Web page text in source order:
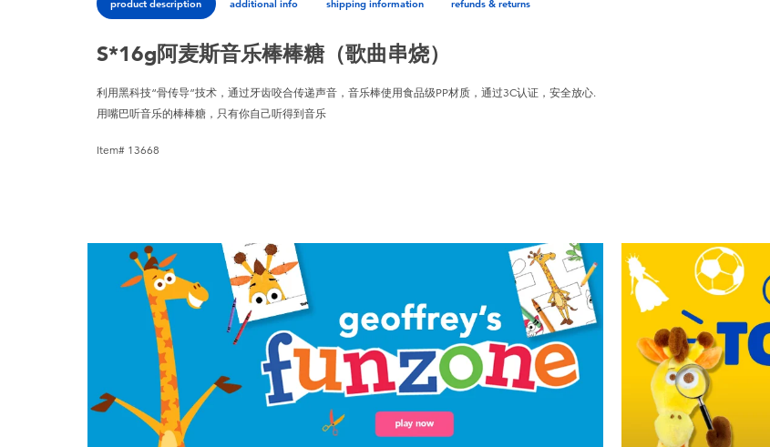
product description additional info shipping information refunds & returns
S*16g阿麦斯音乐棒棒糖（歌曲串烧）
利用黑科技“骨传导”技术，通过牙齿咬合传递声音，音乐棒使用食品级PP材质，通过3C认证，安全放心.
用嘴巴听音乐的棒棒糖，只有你自己听得到音乐
Item# 13668